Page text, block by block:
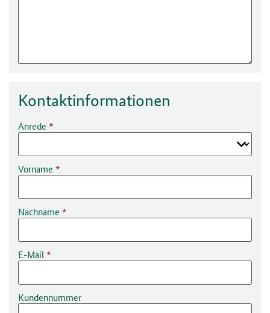
Kontakt­informationen
Anrede
Vorname
Nachname
E-Mail
Kundennummer